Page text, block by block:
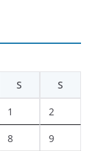
S S
1 2
8 9